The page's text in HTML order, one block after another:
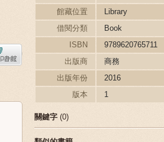
館藏位置
Library
借閱分類
Book
ISBN
9789620765711
出版商
商務
出版年份
2016
版本
1
關鍵字 (0)